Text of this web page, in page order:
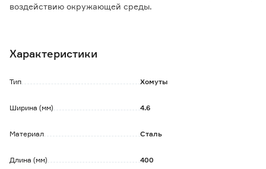
воздействию окружающей среды.
- при установки рекламных конструкций;
- в местах химического производства;
Изготовлен для одноразового применения.
Характеристики
Тип Хомуты
Ширина (мм) 4.6
Материал Сталь
Длина (мм) 400